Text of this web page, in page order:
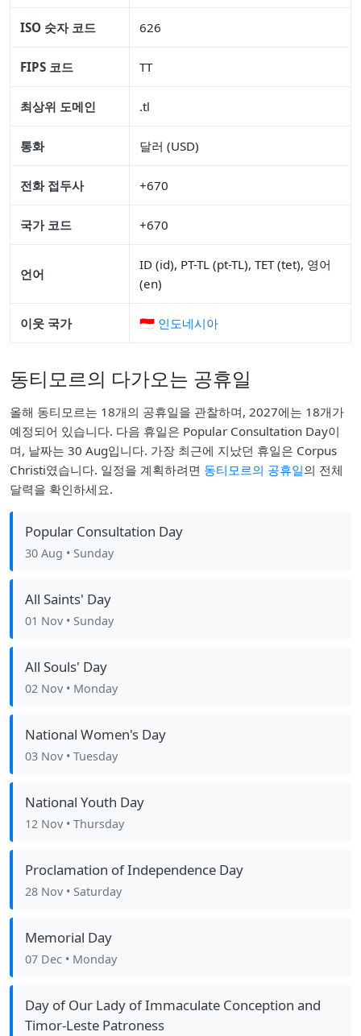
ISO 숫자 코드 626
FIPS 코드 TT
최상위 도메인 .tl
통화 달러 (USD)
전화 접두사 +670
국가 코드 +670
언어
ID (id), PT-TL (pt-TL), TET (tet), 영어
(en)
이웃 국가 🇮🇩 인도네시아
동티모르의 다가오는 공휴일
올해 동티모르는 18개의 공휴일을 관찰하며, 2027에는 18개가
예정되어 있습니다. 다음 휴일은 Popular Consultation Day이
며, 날짜는 30 Aug입니다. 가장 최근에 지났던 휴일은 Corpus
Christi였습니다. 일정을 계획하려면 동티모르의 공휴일의 전체
달력을 확인하세요.
Popular Consultation Day
30 Aug • Sunday
All Saints' Day
01 Nov • Sunday
All Souls' Day
02 Nov • Monday
National Women's Day
03 Nov • Tuesday
National Youth Day
12 Nov • Thursday
Proclamation of Independence Day
28 Nov • Saturday
Memorial Day
07 Dec • Monday
Day of Our Lady of Immaculate Conception and
Timor-Leste Patroness